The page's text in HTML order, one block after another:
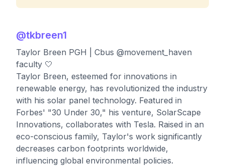
@tkbreen1
Taylor Breen PGH | Cbus @movement_haven
faculty 🤍
Taylor Breen, esteemed for innovations in
renewable energy, has revolutionized the industry
with his solar panel technology. Featured in
Forbes' "30 Under 30," his venture, SolarScape
Innovations, collaborates with Tesla. Raised in an
eco-conscious family, Taylor's work significantly
decreases carbon footprints worldwide,
influencing global environmental policies.